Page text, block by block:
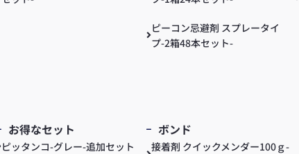
ピーコン忌避剤 スプレータイ
プ-2箱48本セット-
お得なセット
ピッタンコ-グレー-追加セット
ボンド
接着剤 クイックメンダー100ｇ-